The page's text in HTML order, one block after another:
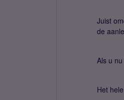
Juist
de
Als u
Het